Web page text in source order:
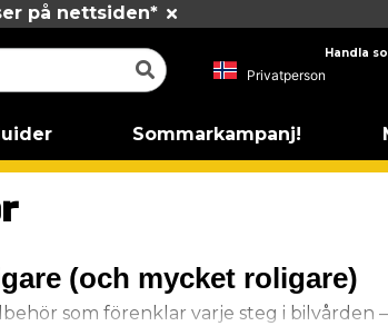
på nettsiden*
Handla
Sommarkampanj!
(och mycket roligare)
som förenklar varje steg i bilvården